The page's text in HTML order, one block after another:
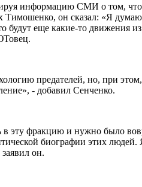
информацию СМИ о том,
Тимошенко, он сказал: «Я
будут еще какие-то движения
предателей, но, при
- добавил Сенченко.
в эту фракцию и нужно было
биографии этих
он.